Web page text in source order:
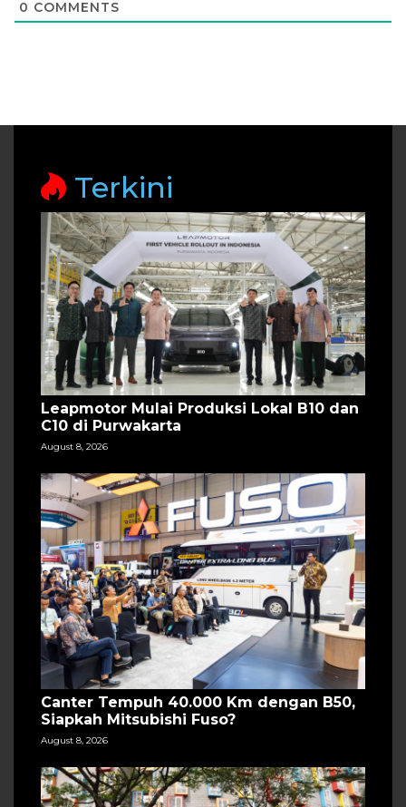
0 COMMENTS
Terkini
Leapmotor Mulai Produksi Lokal B10 dan
C10 di Purwakarta
August 8, 2026
Canter Tempuh 40.000 Km dengan B50,
Siapkah Mitsubishi Fuso?
August 8, 2026